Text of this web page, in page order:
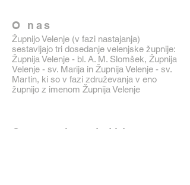
O nas
Župnijo Velenje (v fazi nastajanja)
sestavljajo tri dosedanje velenjske župnije:
Župnija Velenje - bl. A. M. Slomšek, Župnija
Velenje - sv. Marija in Župnija Velenje - sv.
Martin, ki so v fazi združevanja v eno
župnijo z imenom Župnija Velenje
Osnovni podatki